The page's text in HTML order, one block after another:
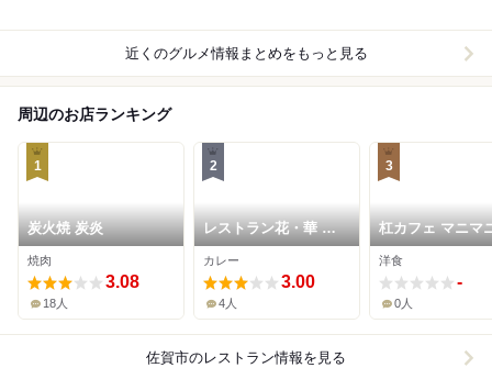
近くのグルメ情報まとめをもっと見る
周辺のお店ランキング
1
炭火焼 炭炎
焼肉
3.08
18人
2
レストラン花・華 北
山CC店
カレー
3.00
4人
3
杠カフェ マニマ
洋食
-
0人
佐賀市のレストラン情報を見る